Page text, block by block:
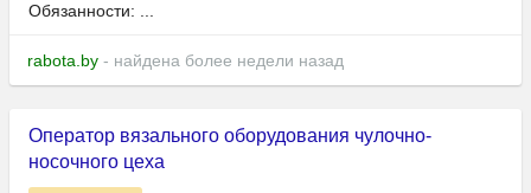
Обязанности: ...
rabota.by - найдена более недели назад
Оператор вязального оборудования чулочно-
носочного цеха